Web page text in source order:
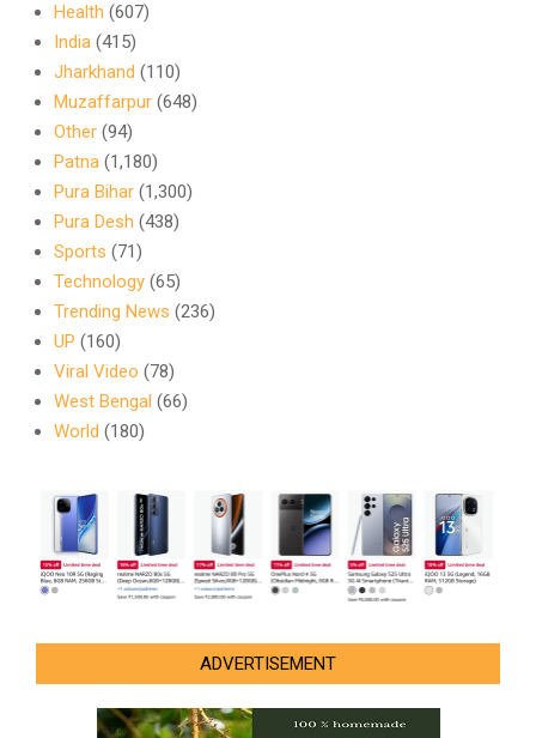
Health (607)
India (415)
Jharkhand (110)
Muzaffarpur (648)
Other (94)
Patna (1,180)
Pura Bihar (1,300)
Pura Desh (438)
Sports (71)
Technology (65)
Trending News (236)
UP (160)
Viral Video (78)
West Bengal (66)
World (180)
ADVERTISEMENT